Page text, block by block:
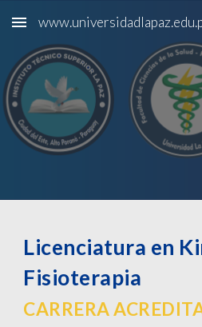
Skip to main content
Licenciatura en
Fisioterapia
CARRERA